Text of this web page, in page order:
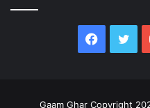
Gaam Ghar Copyright